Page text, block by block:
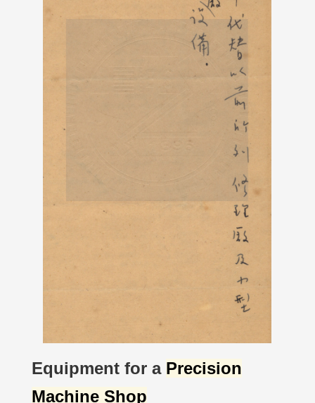
Equipment for a Precision
Machine Shop